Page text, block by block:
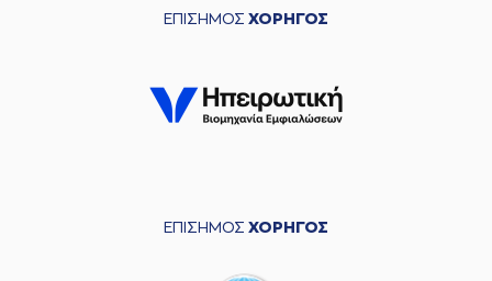
ΕΠΙΣΗΜΟΣ ΧΟΡΗΓΟΣ
ΕΠΙΣΗΜΟΣ ΧΟΡΗΓΟΣ